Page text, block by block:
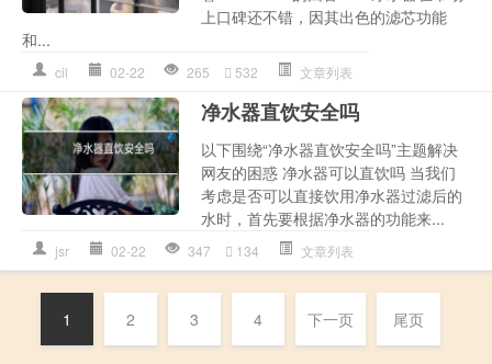
上口碑还不错，因其出色的滤芯功能
和...
cil 02-22 265 532 文章列表
净水器直饮安全吗
以下围绕“净水器直饮安全吗”主题解决
网友的困惑 净水器可以直饮吗 当我们
考虑是否可以直接饮用净水器过滤后的
水时，首先要根据净水器的功能来...
jsr 02-22 347 134 文章列表
1 2 3 4 下一页 尾页